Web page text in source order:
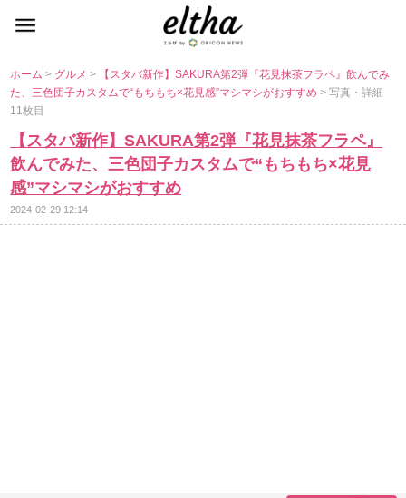
ホーム> グルメ>
【スタバ新作】SAKURA第2弾『花見抹茶フラペ』飲んでみ
た、三色団子カスタムで“もちもち×花見感”マシマシがおすすめ> 写真・詳細
11枚目
【スタバ新作】SAKURA第2弾『花見抹茶フラペ』
飲んでみた、三色団子カスタムで“もちもち×花見
感”マシマシがおすすめ
2024-02-29 12:14